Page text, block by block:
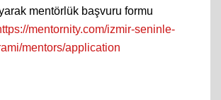
mentörlük başvuru formu
mentornity.com/izmir-seninle-
mentors/application